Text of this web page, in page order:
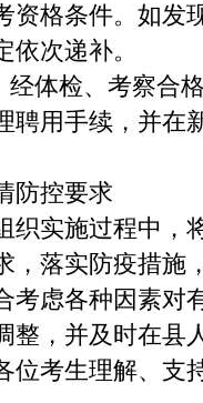
资格条件。如发
依次递补。
体检、考察合格
聘用手续，并在
控要求
实施过程中，
，落实防疫措施
考虑各种因素对
整，并及时在县
位考生理解、支